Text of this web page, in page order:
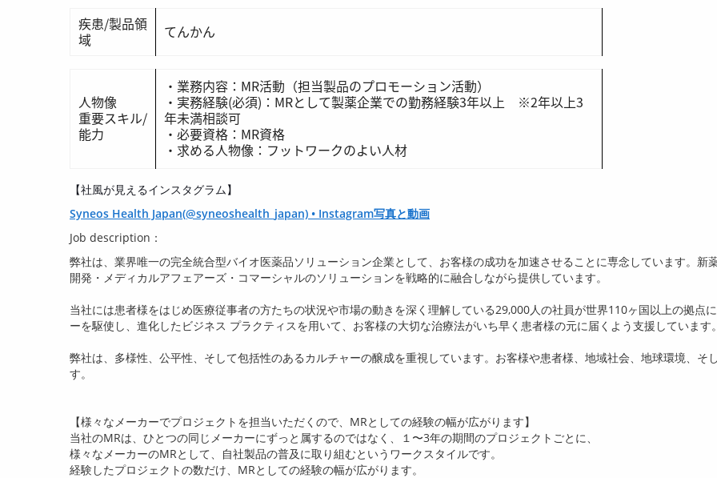
疾患/製品領
域
てんかん
人物像
重要スキル/
能力
・業務内容：MR活動（担当製品のプロモーション活動）
・実務経験(必須)：MRとして製薬企業での勤務経験3年以上 ※2年以上3
年未満相談可
・必要資格：MR資格
・求める人物像：フットワークのよい人材
【社風が見えるインスタグラム】
Syneos Health Japan(@syneoshealth_japan) • Instagram写真と動画
Job description：
弊社は、業界唯一の完全統合型バイオ医薬品ソリューション企業として、お客様の成功を加速させることに専念しています。
開発・メディカルアフェアーズ・コマーシャルのソリューションを戦略的に融合しながら提供しています。
当社には患者様をはじめ医療従事者の方たちの状況や市場の動きを深く理解している29,000人の社員が世界110ヶ国以上の拠点
ーを駆使し、進化したビジネス プラクティスを用いて、お客様の大切な治療法がいち早く患者様の元に届くよう支援しています
弊社は、多様性、公平性、そして包括性のあるカルチャーの醸成を重視しています。お客様や患者様、地域社会、地球環境、
す。
【様々なメーカーでプロジェクトを担当いただくので、 MRとしての経験の幅が広がります】
当社のMRは、ひとつの同じメーカーにずっと属するのではなく、１〜3年の期間のプロジェクトごとに、
様々なメーカーのMRとして、自社製品の普及に取り組むというワークスタイルです。
経験したプロジェクトの数だけ、 MRとしての経験の幅が広がります。